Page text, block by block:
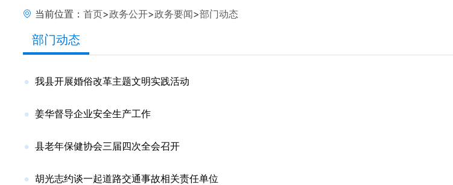
当前位置： 首页>政务公开>政务要闻>部门动态
部门动态
我县开展婚俗改革主题文明实践活动
姜华督导企业安全生产工作
县老年保健协会三届四次全会召开
胡光志约谈一起道路交通事故相关责任单位